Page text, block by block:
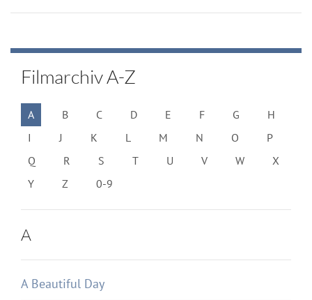
Filmarchiv A-Z
A B C D E F G
H
I
J K L M N O
P
Q
R S T U V W
X
Y
Z 0-9
A
A Beautiful Day